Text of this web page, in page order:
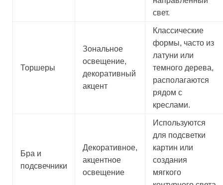
свет.
Торшеры
Зональное
освещение,
декоративный
акцент
Классические
формы, часто из
латуни или
темного дерева,
располагаются
рядом с
креслами.
Бра и
подсвечники
Декоративное,
акцентное
освещение
Используются
для подсветки
картин или
создания
мягкого